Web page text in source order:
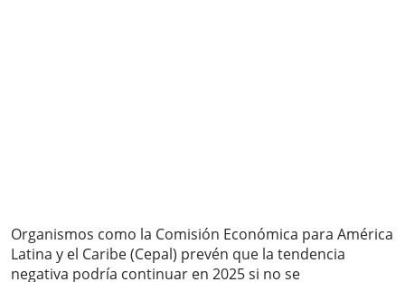
Organismos como la Comisión Económica para América
Latina y el Caribe (Cepal) prevén que la tendencia
negativa podría continuar en 2025 si no se